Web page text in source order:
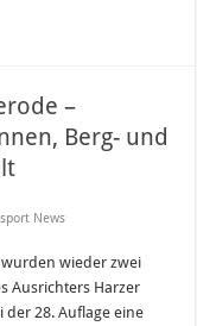
–
Berg- und
News
wieder zwei
Ausrichters Harzer
der 28. Auflage eine